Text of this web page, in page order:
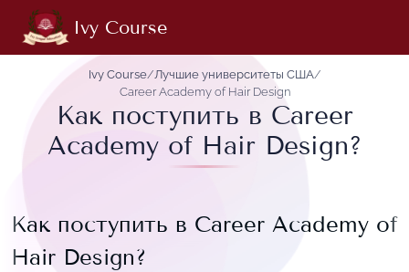
Ivy Course
Ivy Course/Лучшие университеты США/
Career Academy of Hair Design
Как поступить в Career
Academy of Hair Design?
Как поступить в Career Academy of
Hair Design?